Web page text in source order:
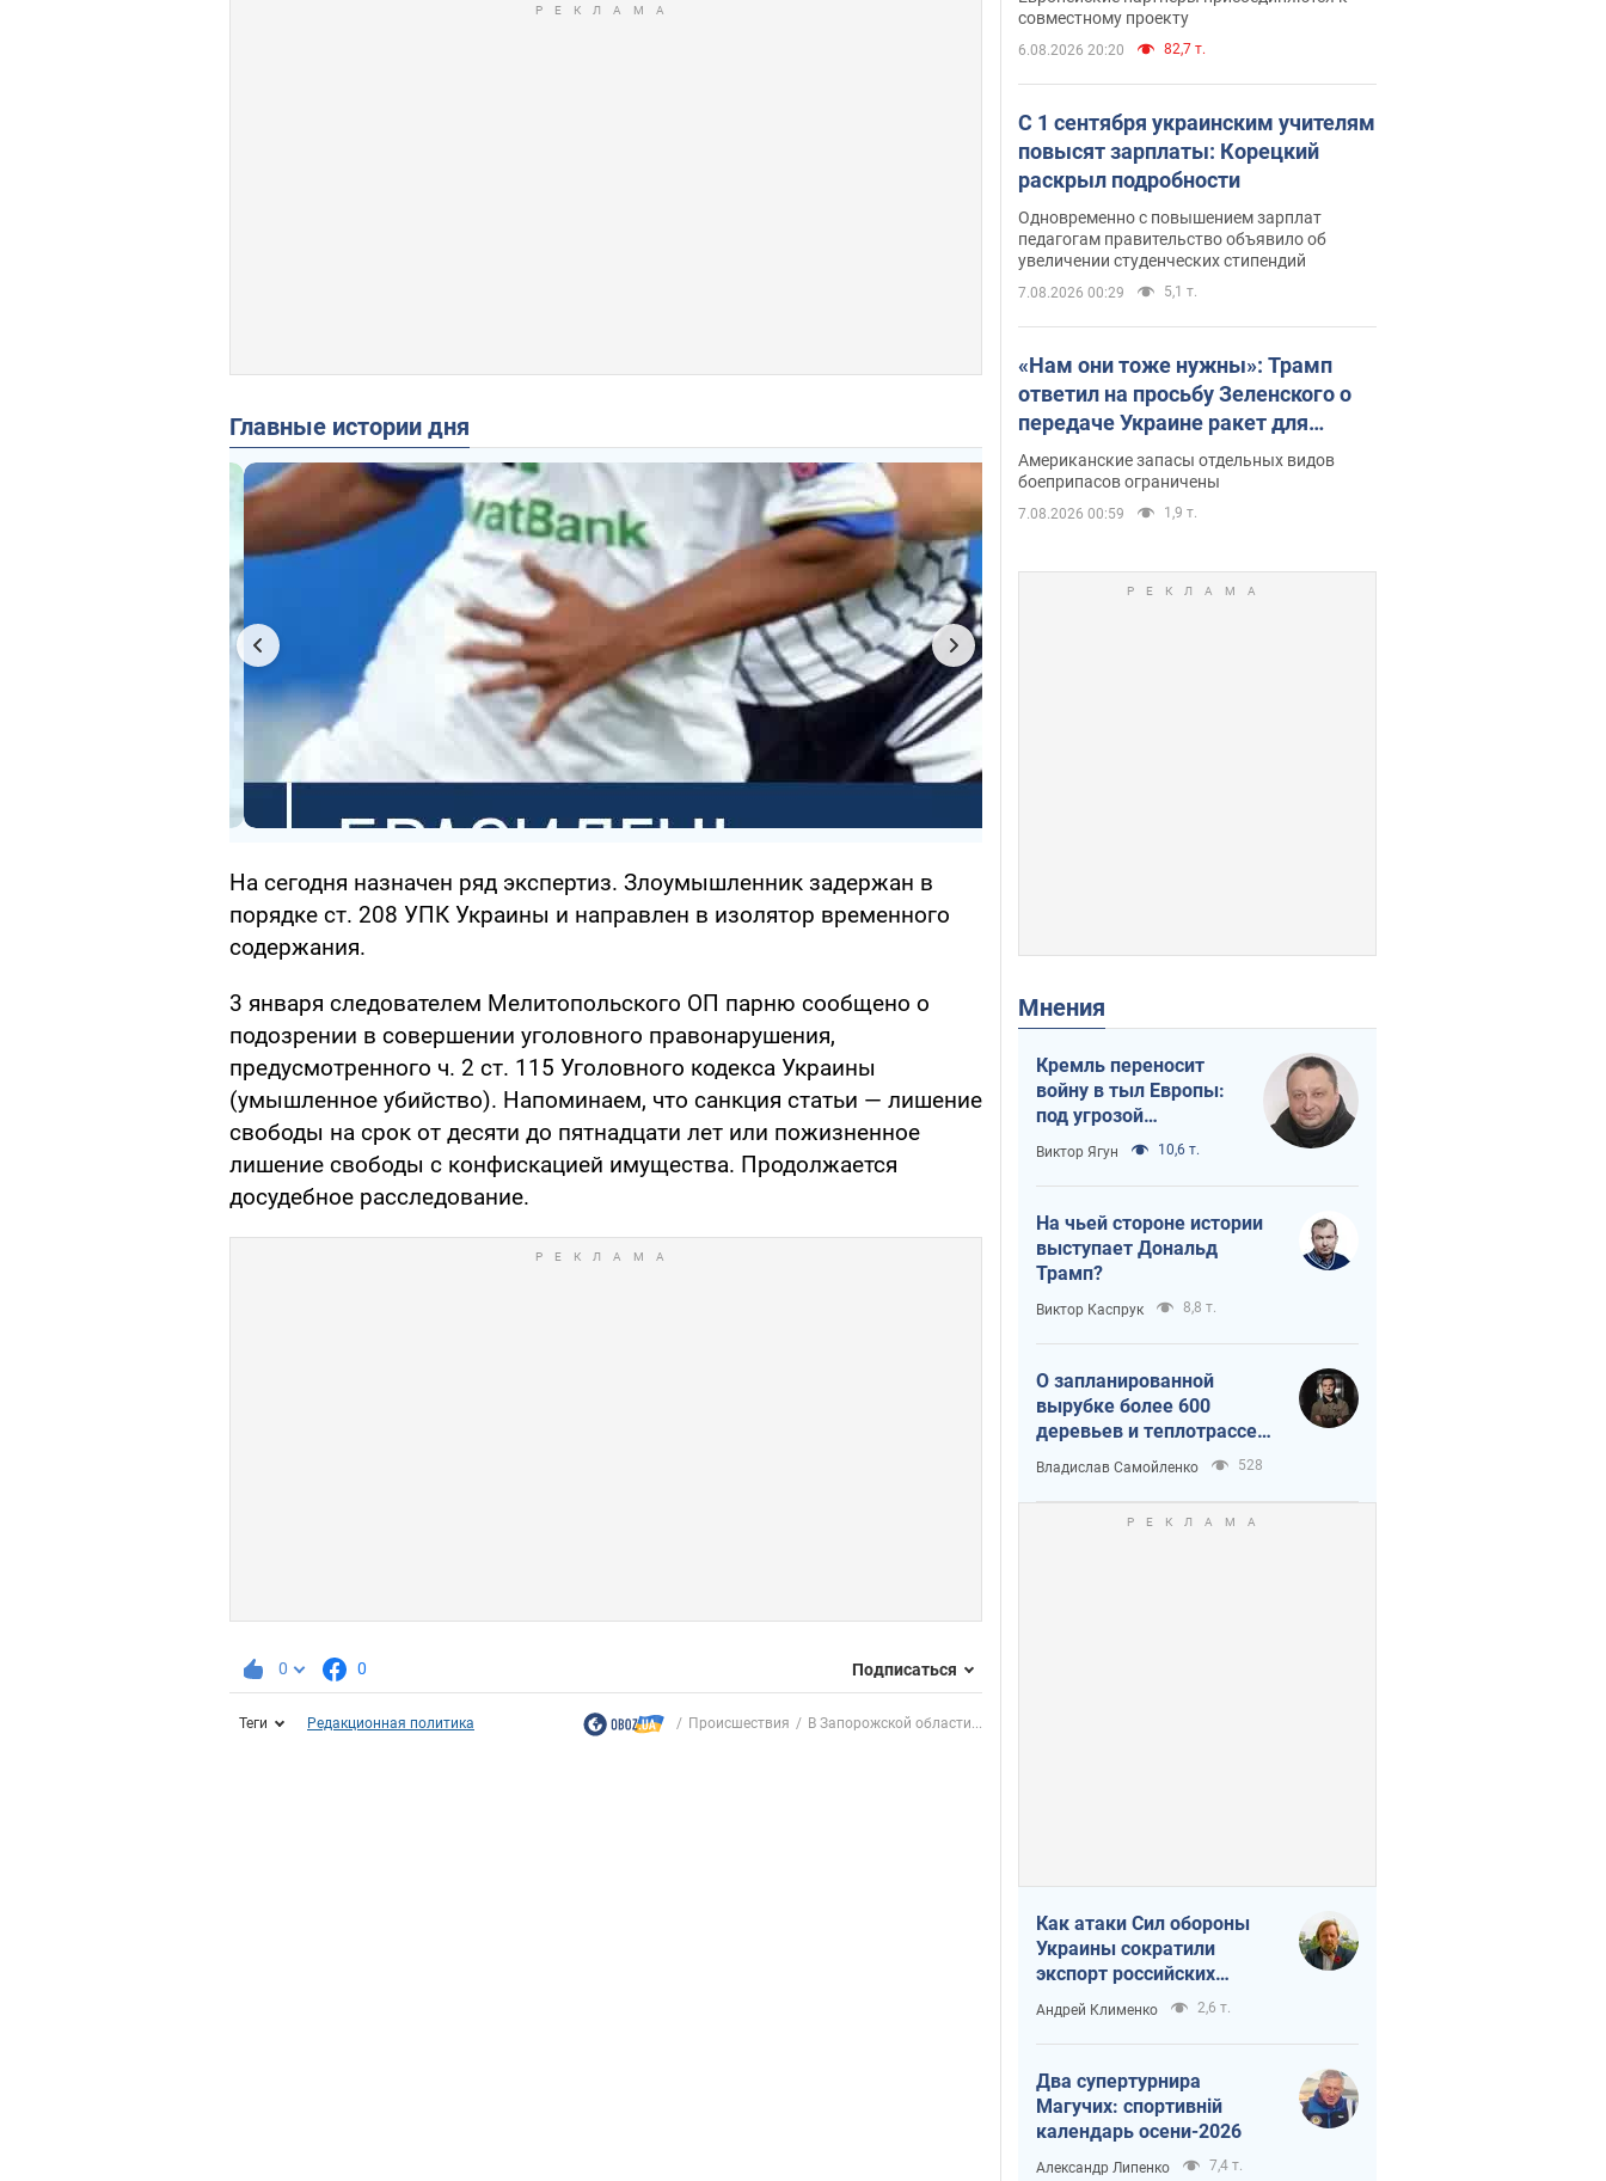
Главные истории дня
На сегодня назначен ряд экспертиз. Злоумышленник задержан в
порядке ст. 208 УПК Украины и направлен в изолятор временного
содержания.
3 января следователем Мелитопольского ОП парню сообщено о
подозрении в совершении уголовного правонарушения,
предусмотренного ч. 2 ст. 115 Уголовного кодекса Украины
(умышленное убийство). Напоминаем, что санкция статьи — лишение
свободы на срок от десяти до пятнадцати лет или пожизненное
лишение свободы с конфискацией имущества. Продолжается
досудебное расследование.
0 0 Подписаться
Теги Редакционная политика Происшествия В Запорожской области...
совместному проекту
6.08.2026 20:20 82,7 т.
С 1 сентября украинским учителям
повысят зарплаты: Корецкий
раскрыл подробности
Одновременно с повышением зарплат
педагогам правительство объявило об
увеличении студенческих стипендий
7.08.2026 00:29 5,1 т.
«Нам они тоже нужны»: Трамп
ответил на просьбу Зеленского о
передаче Украине ракет для
Patriot
Американские запасы отдельных видов
боеприпасов ограничены
7.08.2026 00:59 1,9 т.
Мнения
Кремль переносит
войну в тыл Европы:
под угрозой
критическая
логистика
Виктор Ягун 10,6 т.
На чьей стороне истории
выступает Дональд
Трамп?
Виктор Каспрук 8,8 т.
О запланированной
вырубке более 600
деревьев и теплотрассе:
что происходит на
Теремках в Киеве
Владислав Самойленко 528
Как атаки Сил обороны
Украины сократили
экспорт российских
нефтепродуктов
Андрей Клименко 2,6 т.
Два супертурнира
Магучих: спортивній
календарь осени-2026
Александр Липенко 7,4 т.